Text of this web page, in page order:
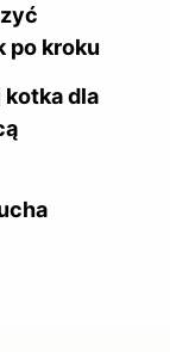
po kroku
kotka dla